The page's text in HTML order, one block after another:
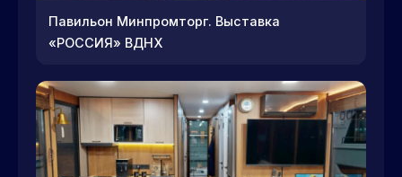
Павильон Минпромторг. Выставка
«РОССИЯ» ВДНХ